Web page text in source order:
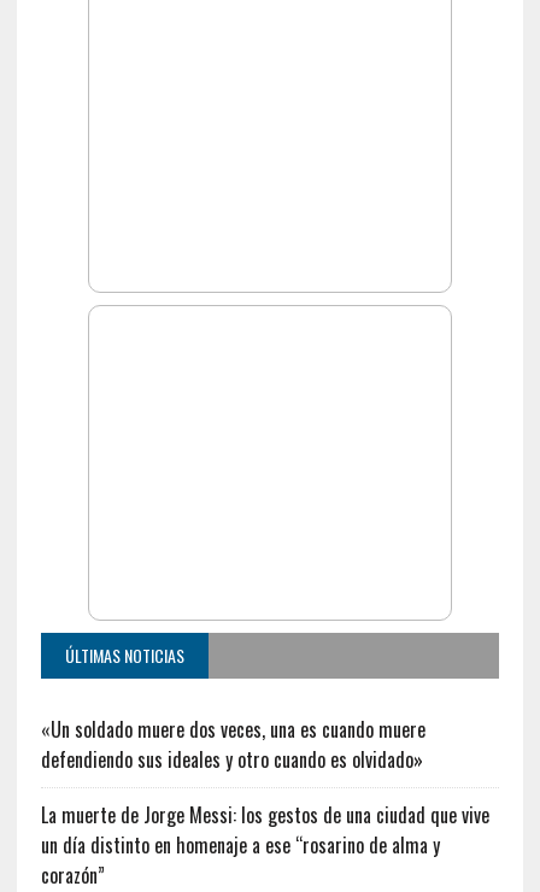
ÚLTIMAS NOTICIAS
«Un soldado muere dos veces, una es cuando muere
defendiendo sus ideales y otro cuando es olvidado»
La muerte de Jorge Messi: los gestos de una ciudad que vive
un día distinto en homenaje a ese “rosarino de alma y
corazón”